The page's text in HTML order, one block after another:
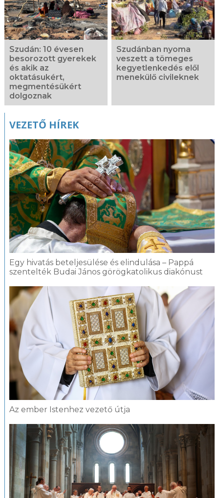
Szudán: 10 évesen
besorozott gyerekek
és akik az
oktatásukért,
megmentésükért
dolgoznak
Szudánban nyoma
veszett a tömeges
kegyetlenkedés elől
menekülő civileknek
VEZETŐ HÍREK
Egy hivatás beteljesülése és elindulása – Pappá
szentelték Budai János görögkatolikus diakónust
Az ember Istenhez vezető útja